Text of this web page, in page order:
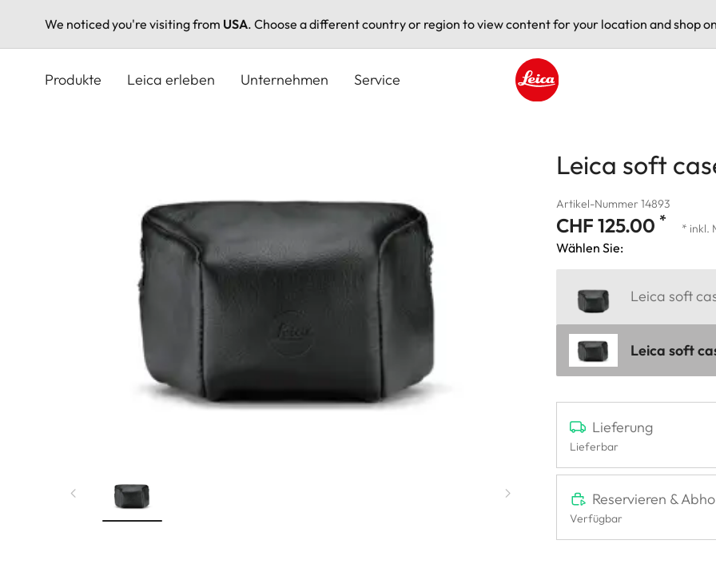
We noticed you're visiting from USA. Choose a different country or region to view content for your location and shop
Produkte Leica erleben Unternehmen Service
Leica soft
Artikel-Nummer 14893
CHF 125.00 * * inkl.
Wählen Sie:
Leica soft
Leica soft
Lieferung
Lieferbar
Reservieren &
Verfügbar